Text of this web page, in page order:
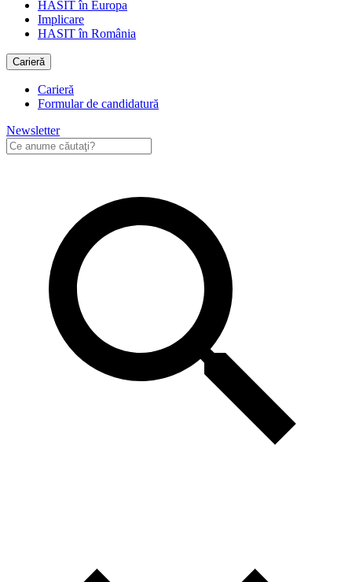
HASIT în Europa
Implicare
HASIT în România
Carieră
Carieră
Formular de candidatură
Newsletter